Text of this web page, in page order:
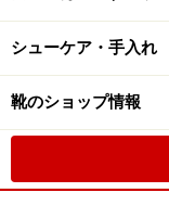
シューケア・手入れ
靴のショップ情報